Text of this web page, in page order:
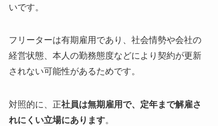
いです。
フリーターは有期雇用であり、社会情勢や会社の
経営状態、本人の勤務態度などにより契約が更新
されない可能性があるためです。
対照的に、正社員は無期雇用で、定年まで解雇さ
れにくい立場にあります。